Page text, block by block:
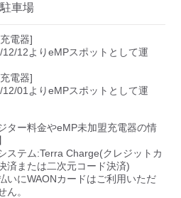
車場
電器]
12/12よりeMPスポットとして運
電器]
12/01よりeMPスポットとして運
ジター料金やeMP未加盟充電器の情
ステム:Terra Charge(クレジットカ
済または二次元コード決済)
いにWAONカードはご利用いただ
ん。